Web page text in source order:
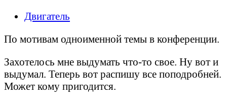
Двигатель
По мотивам одноименной темы в конференции.
Захотелось мне выдумать что-то свое. Ну вот и
выдумал. Теперь вот распишу все поподробней.
Может кому пригодится.